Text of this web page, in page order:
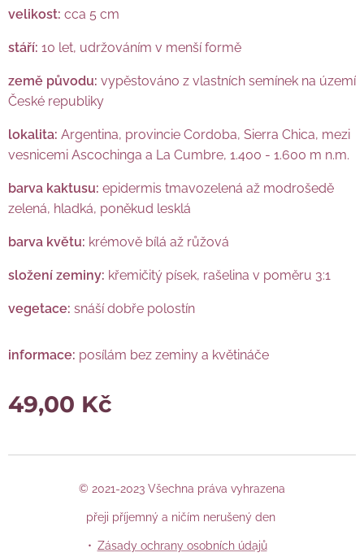
velikost: cca 5 cm
stáří: 10 let, udržováním v menší formě
země původu: vypěstováno z vlastních semínek na území
České republiky
lokalita: Argentina, provincie Cordoba, Sierra Chica, mezi
vesnicemi Ascochinga a La Cumbre, 1.400 - 1.600 m n.m.
barva kaktusu: epidermis tmavozelená až modrošedě
zelená, hladká, poněkud lesklá
barva květu: krémově bílá až růžová
složení zeminy: křemičitý písek, rašelina v poměru 3:1
vegetace: snáší dobře polostín
informace: posílám bez zeminy a květináče
49,00 Kč
© 2021-2023 Všechna práva vyhrazena
přeji příjemný a ničím nerušený den
Zásady ochrany osobních údajů